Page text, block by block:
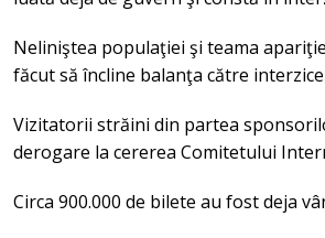
Neliniştea populaţiei şi teama
făcut să încline balanţa către
Vizitatorii străini din partea
derogare la cererea Comitetului
Circa 900.000 de bilete au fost deja